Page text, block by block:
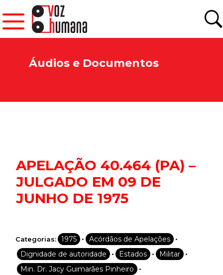
Áudios e Documentos
APELAÇÃO 40.464 (PA) –
JULGADO EM 09 DE
JUNHO DE 1975
Categorias: 1975 • Acórdãos de Apelações •
Dignidade de autoridade • Estados • Militar •
Min. Dr. Jacy Guimarães Pinheiro •